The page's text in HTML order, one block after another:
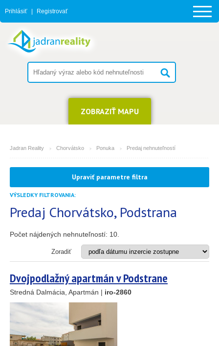
Prihlásiť Registrovať
ZOBRAZIŤ MAPU
Jadran Reality Chorvátsko Ponuka Predaj nehnuteľností
MESTO
(môžete vybrať viacej položiek)
Apartmán
Dom
Dom s apartmánmi
Investičný projekt
Stavebný pozemok
OD MORA DO (m)
Upraviť parametre filtra
VÝSLEDKY FILTROVANIA:
Predaj Chorvátsko, Podstrana
Počet nájdených nehnuteľností: 10
Zoradiť
Dvojpodlažný apartmán v Podstrane
Stredná Dalmácia, Apartmán | iro-2860